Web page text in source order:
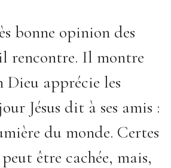
bonne opinion des
rencontre. Il montre
Dieu apprécie les
Jésus dit à ses amis :
du monde. Certes
être cachée, mais,